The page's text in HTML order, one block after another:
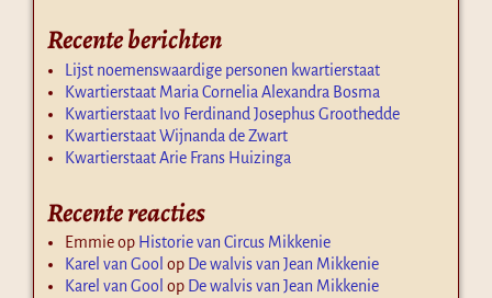
Recente berichten
Lijst noemenswaardige personen kwartierstaat
Kwartierstaat Maria Cornelia Alexandra Bosma
Kwartierstaat Ivo Ferdinand Josephus Groothedde
Kwartierstaat Wijnanda de Zwart
Kwartierstaat Arie Frans Huizinga
Recente reacties
Emmieop Historie van Circus Mikkenie
Karel van Gool op De walvis van Jean Mikkenie
Karel van Gool op De walvis van Jean Mikkenie